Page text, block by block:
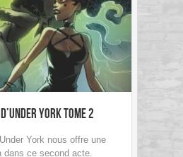
York tome 2
York nous offre une
dans ce second acte.